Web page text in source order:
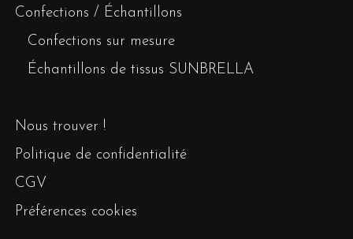
Confections / Échantillons
Confections sur mesure
Échantillons de tissus SUNBRELLA
Nous trouver !
Politique de confidentialité
CGV
Préférences cookies